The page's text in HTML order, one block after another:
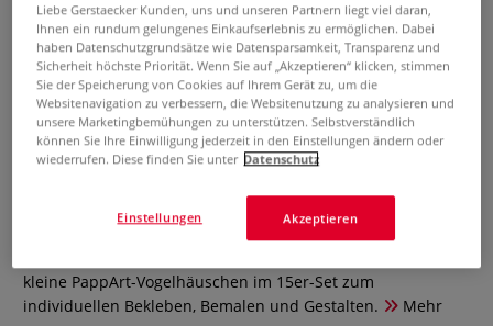
décopatch "Vogelhäuschen"
0 Bewertungen
kleine PappArt-Vogelhäuschen im 15er-Set zum
individuellen Bekleben, Bemalen und Gestalten.
Mehr
Liebe Gerstaecker Kunden, uns und unseren Partnern liegt viel daran,
Ihnen ein rundum gelungenes Einkaufserlebnis zu ermöglichen. Dabei
haben Datenschutzgrundsätze wie Datensparsamkeit, Transparenz und
Sicherheit höchste Priorität. Wenn Sie auf „Akzeptieren“ klicken, stimmen
Sie der Speicherung von Cookies auf Ihrem Gerät zu, um die
Websitenavigation zu verbessern, die Websitenutzung zu analysieren und
unsere Marketingbemühungen zu unterstützen. Selbstverständlich
können Sie Ihre Einwilligung jederzeit in den Einstellungen ändern oder
wiederrufen. Diese finden Sie unter Datenschutz
Akzeptieren
Einstellungen